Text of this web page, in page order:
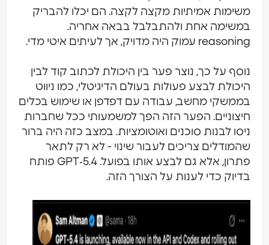
משימות אמיתיות מקצה לקצה. הם יכלו להבריק
במשימה אחת ולהתבלבל בבאה אחריה.
reasoning עמוק היה מדויק, אך לעיתים איטי מדי.
נוסף על כך, נוצר פער בין היכולת לכתוב קוד לבין
היכולת לבצע פעולות בעולם הדיגיטלי, כמו ניווט
בממשקי מחשב, עבודה עם דפדפן או שימוש בכלים
חיצוניים. הפער הזה הפך למשמעותי ככל שחברות
ניסו לבנות סוכנים ואוטומציות. במצב כזה היה ברור
שהמודלים צריכים לעבור שינוי - לא רק לתאר
פתרון, אלא גם לבצע אותו בפועל. GPT‑5.4 פותח
בדיוק כדי לענות על הצורך הזה.